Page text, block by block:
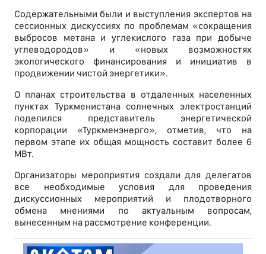
Содержательными были и выступления экспертов на
сессионных дискуссиях по проблемам «сокращения
выбросов метана и углекислого газа при добыче
углеводородов» и «новых возможностях
экологического финансирования и инициатив в
продвижении чистой энергетики».
О планах строительства в отдаленных населенных
пунктах Туркменистана солнечных электростанций
поделился представитель энергетической
корпорации «Туркменэнерго», отметив, что на
первом этапе их общая мощность составит более 6
МВт.
Организаторы мероприятия создали для делегатов
все необходимые условия для проведения
дискуссионных мероприятий и плодотворного
обмена мнениями по актуальным вопросам,
вынесенным на рассмотрение конференции.